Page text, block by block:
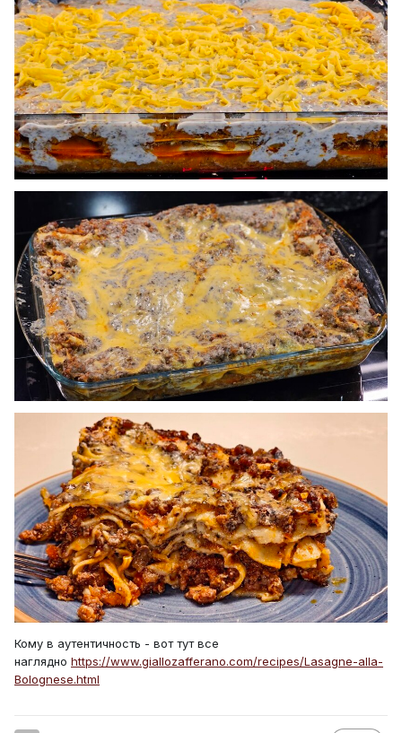
Кому в аутентичность - вот тут все
наглядно https://www.giallozafferano.com/recipes/Lasagne-alla-
Bolognese.html